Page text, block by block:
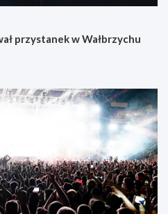
przystanek w Wałbrzychu